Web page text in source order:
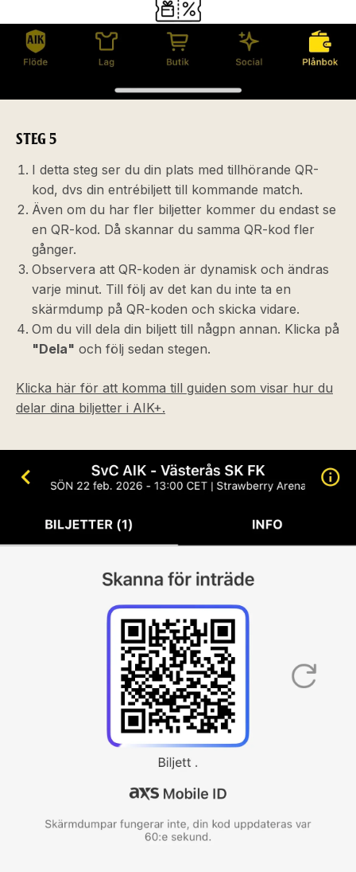
STEG 5
I detta steg ser du din plats med tillhörande QR-
kod, dvs din entrébiljett till kommande match.
Även om du har fler biljetter kommer du endast se
en QR-kod. Då skannar du samma QR-kod fler
gånger.
Observera att QR-koden är dynamisk och ändras
varje minut. Till följ av det kan du inte ta en
skärmdump på QR-koden och skicka vidare.
Om du vill dela din biljett till någpn annan. Klicka på
"Dela" och följ sedan stegen.
Klicka här för att komma till guiden som visar hur du
delar dina biljetter i AIK+.